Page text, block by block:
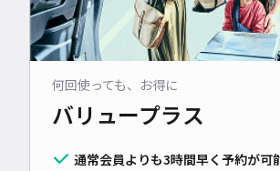
何回使っても、お得に
バリュープラス
通常会員よりも3時間早く予約が可